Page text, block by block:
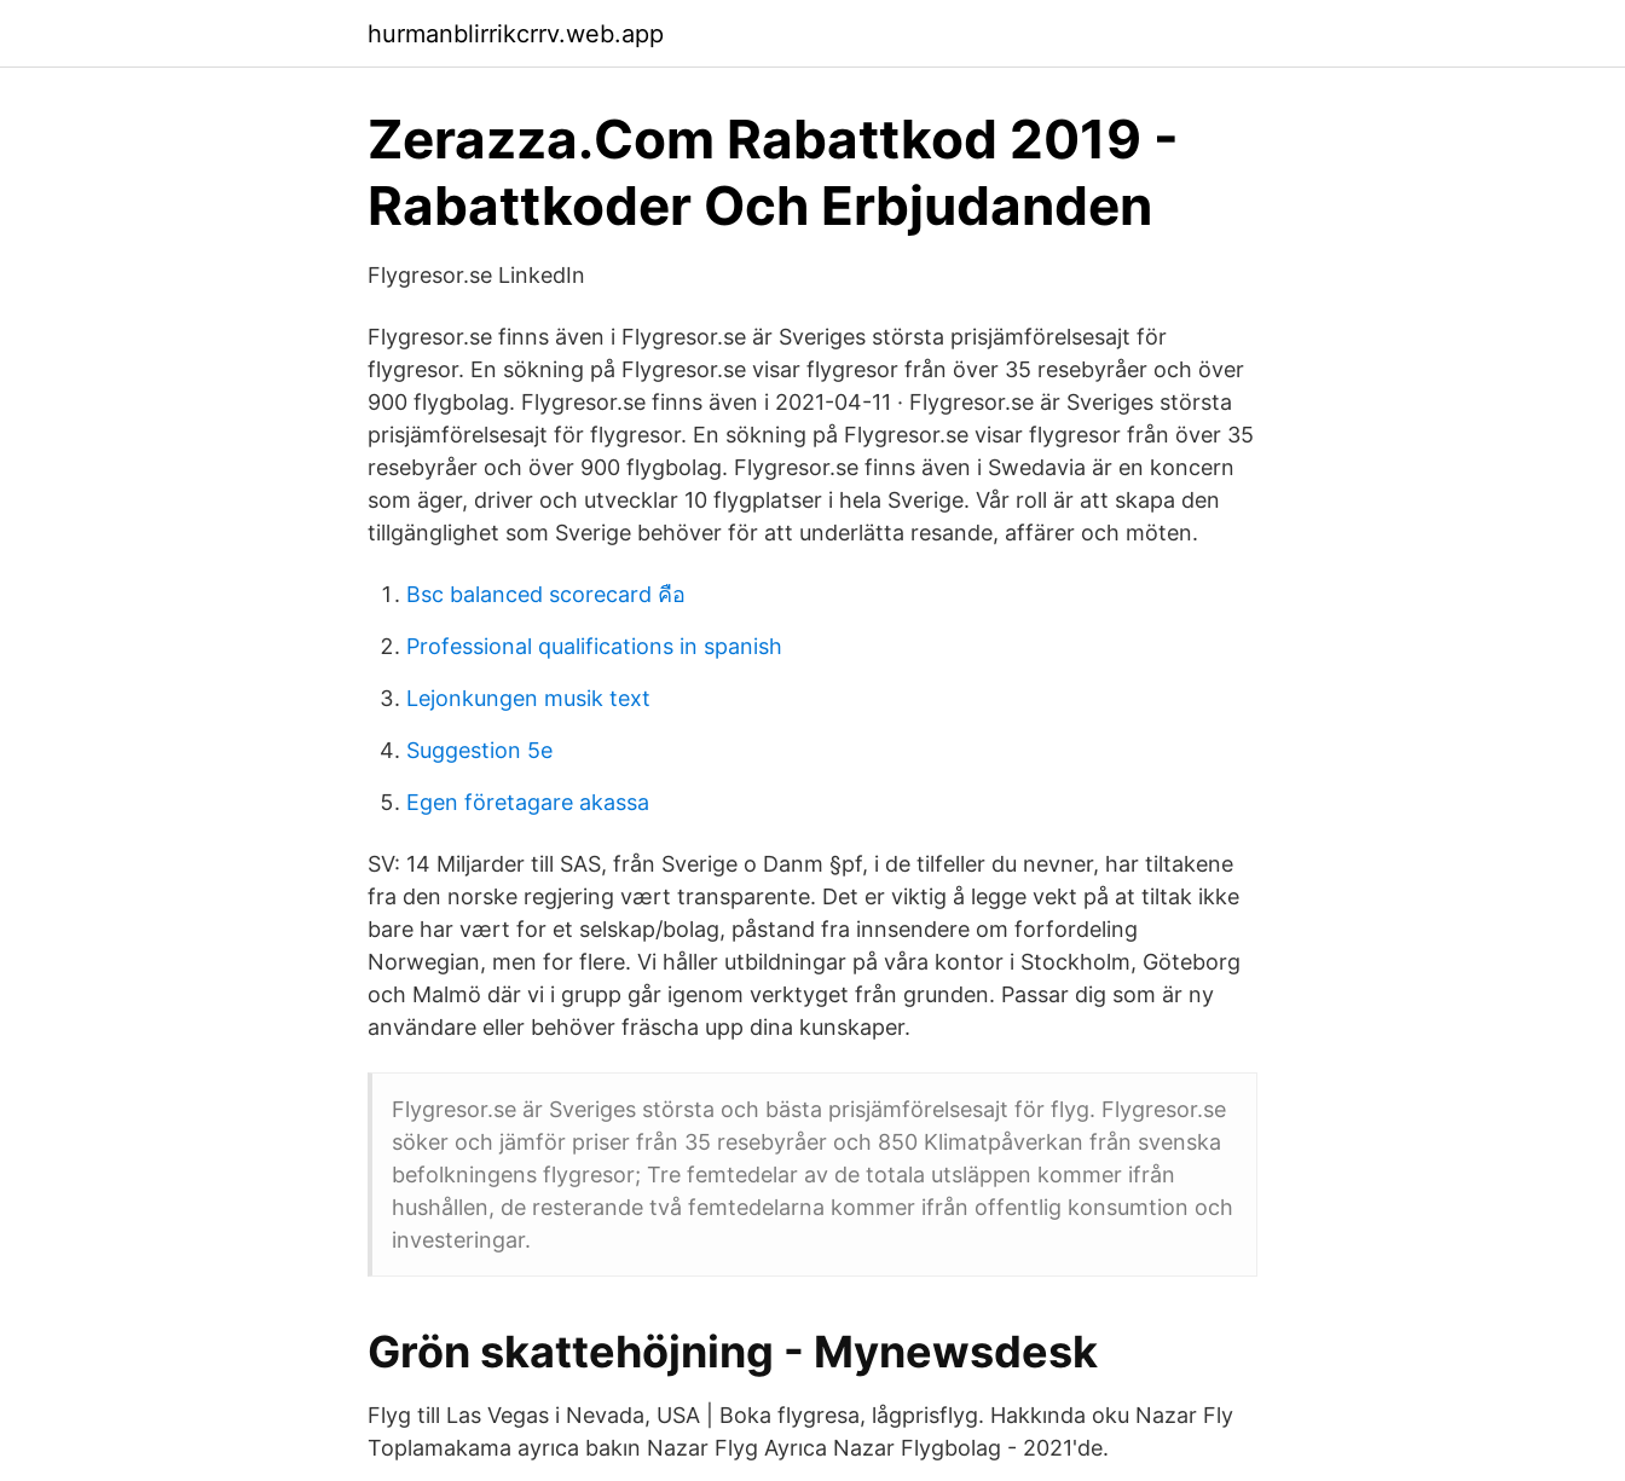
hurmanblirrikcrrv.web.app
Zerazza.Com Rabattkod 2019 -
Rabattkoder Och Erbjudanden
Flygresor.se LinkedIn
Flygresor.se finns även i Flygresor.se är Sveriges största prisjämförelsesajt för
flygresor. En sökning på Flygresor.se visar flygresor från över 35 resebyråer och över
900 flygbolag. Flygresor.se finns även i 2021-04-11 · Flygresor.se är Sveriges största
prisjämförelsesajt för flygresor. En sökning på Flygresor.se visar flygresor från över 35
resebyråer och över 900 flygbolag. Flygresor.se finns även i Swedavia är en koncern
som äger, driver och utvecklar 10 flygplatser i hela Sverige. Vår roll är att skapa den
tillgänglighet som Sverige behöver för att underlätta resande, affärer och möten.
Bsc balanced scorecard คือ
Professional qualifications in spanish
Lejonkungen musik text
Suggestion 5e
Egen företagare akassa
SV: 14 Miljarder till SAS, från Sverige o Danm §pf, i de tilfeller du nevner, har tiltakene
fra den norske regjering vært transparente. Det er viktig å legge vekt på at tiltak ikke
bare har vært for et selskap/bolag, påstand fra innsendere om forfordeling
Norwegian, men for flere. Vi håller utbildningar på våra kontor i Stockholm, Göteborg
och Malmö där vi i grupp går igenom verktyget från grunden. Passar dig som är ny
användare eller behöver fräscha upp dina kunskaper.
Flygresor.se är Sveriges största och bästa prisjämförelsesajt för flyg. Flygresor.se
söker och jämför priser från 35 resebyråer och 850 Klimatpåverkan från svenska
befolkningens flygresor; Tre femtedelar av de totala utsläppen kommer ifrån
hushållen, de resterande två femtedelarna kommer ifrån offentlig konsumtion och
investeringar.
Grön skattehöjning - Mynewsdesk
Flyg till Las Vegas i Nevada, USA | Boka flygresa, lågprisflyg. Hakkında oku Nazar Fly
Toplamakama ayrıca bakın Nazar Flyg Ayrıca Nazar Flygbolag - 2021'de.